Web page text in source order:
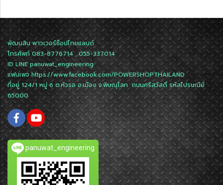
พัฒนสิน พาวเวอร์ช็อปไทยแลนด์
โทรศัพท์ 083-8776714 , 055-337014
ID LINEpanuwat_engineering
แฟนเพจhttps://www.facebook.com/POWERSHOPTHAILAND
ที่อยู่ 124/1 หมู่ 6 ต.หัวรอ อ.เมือง จ.พิษณุโลก ถนนศรีสวัสดิ์ รหัสไปรษณีย์
65000
panuwat_engineering